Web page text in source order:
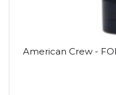
American Crew -